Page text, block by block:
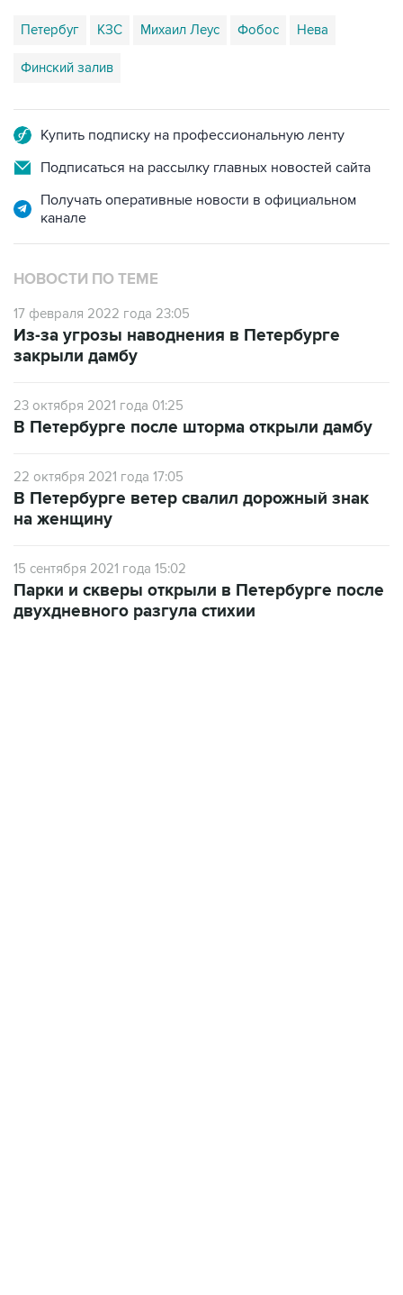
Петербуг КЗС Михаил Леус Фобос Нева
Финский залив
Купить подписку на профессиональную ленту
Подписаться на рассылку главных новостей сайта
Получать оперативные новости в официальном
канале
НОВОСТИ ПО ТЕМЕ
17 февраля 2022 года 23:05
Из-за угрозы наводнения в Петербурге
закрыли дамбу
23 октября 2021 года 01:25
В Петербурге после шторма открыли дамбу
22 октября 2021 года 17:05
В Петербурге ветер свалил дорожный знак
на женщину
15 сентября 2021 года 15:02
Парки и скверы открыли в Петербурге после
двухдневного разгула стихии